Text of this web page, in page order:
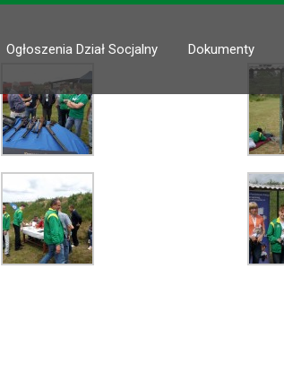
Ogłoszenia Dział Socjalny Dokumenty